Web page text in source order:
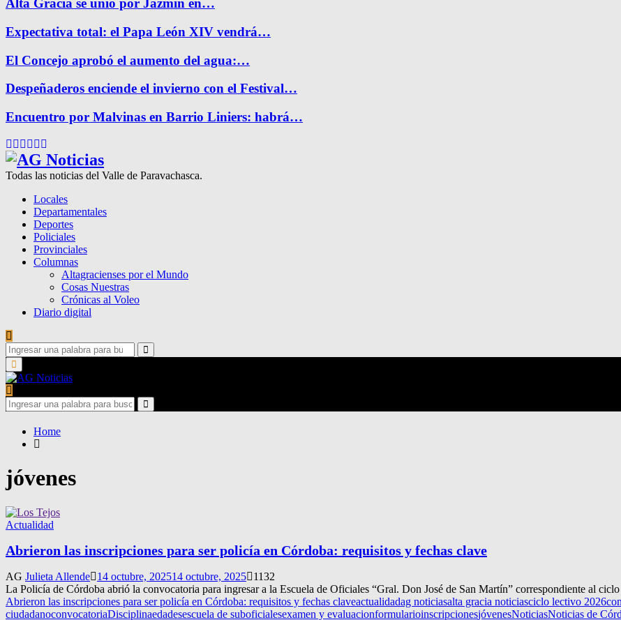
Alta Gracia se unió por Jazmín en…
Expectativa total: el Papa León XIV vendrá…
El Concejo aprobó el aumento del agua:…
Despeñaderos enciende el invierno con el Festival…
Encuentro por Malvinas en Barrio Liniers: habrá…
Facebook
Twitter
Instagram
Pinterest
Google
Todas las noticias del Valle de Paravachasca.
Locales
Departamentales
Deportes
Policiales
Provinciales
Columnas
Altagracienses por el Mundo
Cosas Nuestras
Crónicas al Voleo
Diario digital
Search
for:
Search
Primary
Menu
Search
for:
Search
Home
jóvenes
Actualidad
Abrieron las inscripciones para ser policía en Córdoba: requisitos y fechas clave
AG Julieta Allende 14 octubre, 202514 octubre, 2025
1132
La Policía de Córdoba abrió la convocatoria para ingresar a la Escuela de Oficiales “Gral. Don José de San Martín” correspondiente al
Abrieron las inscripciones para ser policía en Córdoba: requisitos y fechas claveactualidadag noticiasalta gracia noticiasciclo lectivo 2026
ciudadanoconvocatoriaDisciplinaedadesescuela de suboficialesexamen y evaluacionformularioinscripcionesjóvenesNoticiasNoticias de